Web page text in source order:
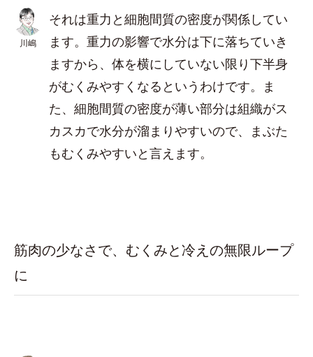
川嶋
それは重力と細胞間質の密度が関係してい
ます。重力の影響で水分は下に落ちていき
ますから、体を横にしていない限り下半身
がむくみやすくなるというわけです。ま
た、細胞間質の密度が薄い部分は組織がス
カスカで水分が溜まりやすいので、まぶた
もむくみやすいと言えます。
筋肉の少なさで、むくみと冷えの無限ループ
に